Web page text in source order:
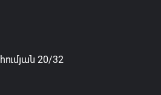
20/32